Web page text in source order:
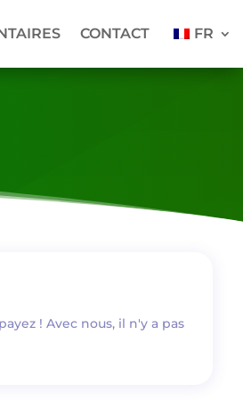
CONTACT FR
! Avec nous, il n'y a pas